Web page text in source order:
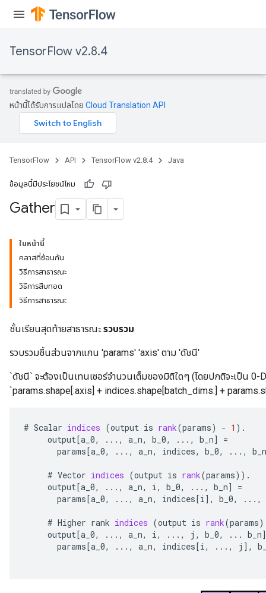
TensorFlow v2.8.4
หน้านี้ได้รับการแปลโดย Cloud Translation API
TensorFlow API TensorFlow v2.8.4 Java
ข้อมูลนี้มีประโยชน์ไหม
Gather
ในหน้านี้
คลาสที่ซ้อนกัน
วิธีการสาธารณะ
วิธีการสืบทอด
วิธีการสาธารณะ
ชั้นเรียนสุดท้ายสาธารณะรวบรวม
รวบรวมชิ้นส่วนจากแกน 'params' 'axis' ตาม 'ดัชนี'
`ดัชนี` จะต้องเป็นเทนเซอร์จำนวนเต็มของมิติใดๆ (โดยปกติจะเป็น 0-
`params.shape[:axis] + indices.shape[batch_dims:] +
# Scalar indices (output is rank(params) - 1 ).
output[a_0, ..., a_n, b_0, ..., b_n]
=
params[a_0, ..., a_n, indices, b_0, ..., b_n
# Vector indices (output is rank(params)).
output[a_0, ..., a_n, i, b_0, ..., b_n]
=
params[a_0, ..., a_n, indices[i] , b_0, ...,
# Higher rank indices (output is rank(params)
output[a_0, ..., a_n, i, ..., j , b_0, ... b_n]
params[a_0, ..., a_n, indices[i, ..., j ] ,